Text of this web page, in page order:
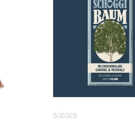
SÜSSES